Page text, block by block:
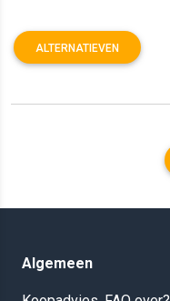
ALTERNATIEVEN
Algemeen